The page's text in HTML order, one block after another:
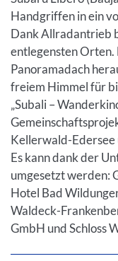
Handgriffen in ein
Dank Allradantrieb
entlegensten
Panoramadach
freiem Himmel für
„Subali –
Kellerwald-Edersee
Es kann dank der
umgesetzt werden:
Hotel Bad
Waldeck-
GmbH und Schloss